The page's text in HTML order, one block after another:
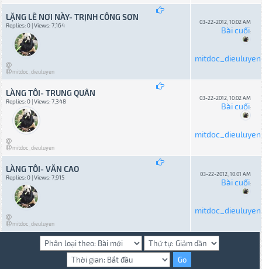
LẶNG LẼ NƠI NÀY- TRỊNH CÔNG SƠN
Replies: 0 | Views: 7,164
mitdoc_dieuluyen
03-22-2012, 10:02 AM
Bài cuối:
mitdoc_dieuluyen
LÀNG TÔI- TRUNG QUÂN
Replies: 0 | Views: 7,348
mitdoc_dieuluyen
03-22-2012, 10:02 AM
Bài cuối:
mitdoc_dieuluyen
LÀNG TÔI- VĂN CAO
Replies: 0 | Views: 7,915
mitdoc_dieuluyen
03-22-2012, 10:01 AM
Bài cuối:
mitdoc_dieuluyen